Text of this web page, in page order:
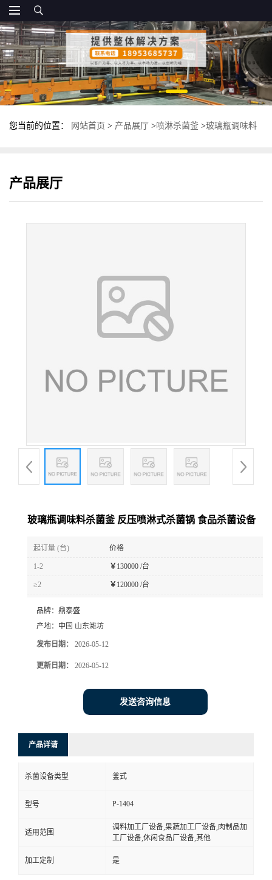
您当前的位置： 网站首页 > 产品展厅 >喷淋杀菌釜 >玻璃瓶调味料
产品展厅
玻璃瓶调味料杀菌釜 反压喷淋式杀菌锅 食品杀菌设备
起订量 (台) 价格
1-2 ￥ 130000 /台
≥2 ￥ 120000 /台
品牌： 鼎泰盛
产地： 中国 山东潍坊
发布日期： 2026-05-12
更新日期： 2026-05-12
发送咨询信息
产品详请
杀菌设备类型 釜式
型号 P-1404
适用范围
调料加工厂设备,果蔬加工厂设备,肉制品加
工厂设备,休闲食品厂设备,其他
加工定制 是